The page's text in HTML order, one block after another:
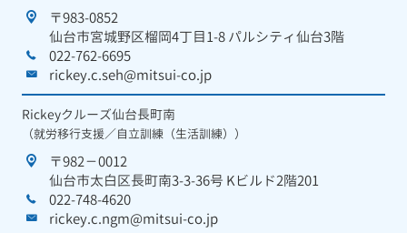
〒983-0852
仙台市宮城野区榴岡4丁目1-8 パルシティ仙台3階
022-762-6695
rickey.c.seh@mitsui-co.jp
Rickeyクルーズ仙台長町南
（就労移行支援／自立訓練（生活訓練））
〒982－0012
仙台市太白区長町南3-3-36号 Kビルド2階201
022-748-4620
rickey.c.ngm@mitsui-co.jp